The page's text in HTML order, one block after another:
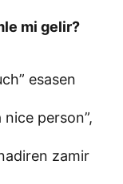
mi gelir?
esasen
person”,
zamir